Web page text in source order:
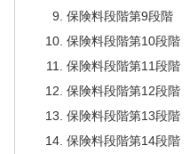
保険料段階第9段階
保険料段階第10段階
保険料段階第11段階
保険料段階第12段階
保険料段階第13段階
保険料段階第14段階